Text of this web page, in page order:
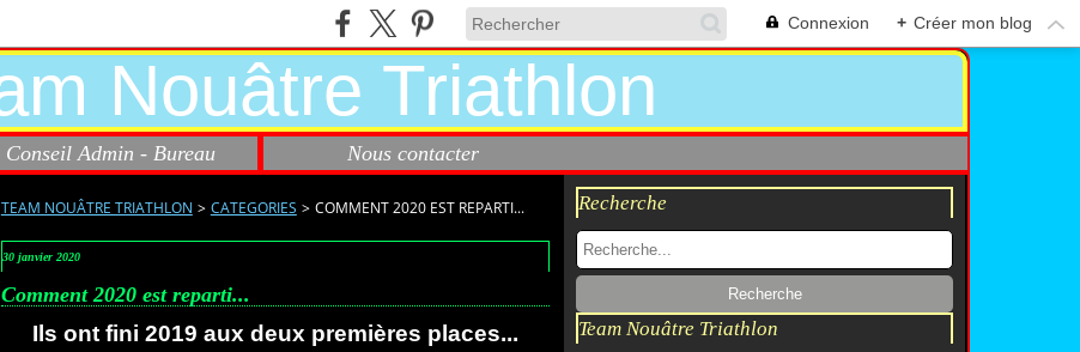
Connexion + Créer mon blog
Conseil Admin - Bureau Nous contacter
TEAM NOUÂTRE TRIATHLON > CATEGORIES > COMMENT 2020 EST REPARTI...
30 janvier 2020
Comment 2020 est reparti...
Ils ont fini 2019 aux deux premières places...
Recherche
Team Nouâtre Triathlon